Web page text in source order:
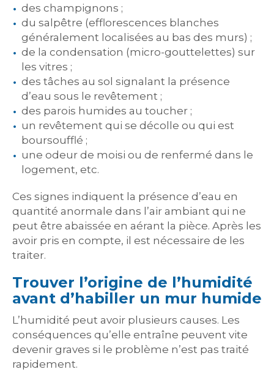
des champignons ;
du salpêtre (efflorescences blanches
généralement localisées au bas des murs) ;
de la condensation (micro-gouttelettes) sur
les vitres ;
des tâches au sol signalant la présence
d’eau sous le revêtement ;
des parois humides au toucher ;
un revêtement qui se décolle ou qui est
boursoufflé ;
une odeur de moisi ou de renfermé dans le
logement, etc.
Ces signes indiquent la présence d’eau en
quantité anormale dans l’air ambiant qui ne
peut être abaissée en aérant la pièce. Après les
avoir pris en compte, il est nécessaire de les
traiter.
Trouver l’origine de l’humidité
avant d’habiller un mur humide
L’humidité peut avoir plusieurs causes. Les
conséquences qu’elle entraîne peuvent vite
devenir graves si le problème n’est pas traité
rapidement.